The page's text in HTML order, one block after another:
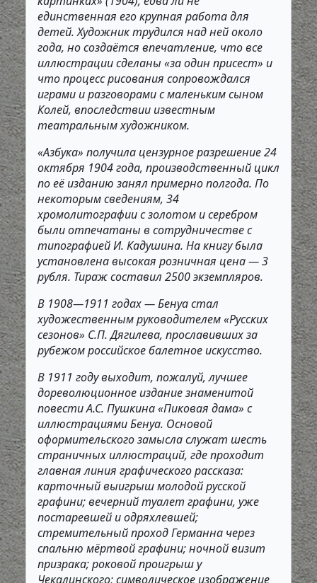
единственная его крупная работа для
детей. Художник трудился над ней около
года, но создаётся впечатление, что все
иллюстрации сделаны «за один присест» и
что процесс рисования сопровождался
играми и разговорами с маленьким сыном
Колей, впоследствии известным
театральным художником.
«Азбука» получила цензурное разрешение 24
октября 1904 года, производственный цикл
по её изданию занял примерно полгода. По
некоторым сведениям, 34
хромолитографии с золотом и серебром
были отпечатаны в сотрудничестве с
типографией И. Кадушина. На книгу была
установлена высокая розничная цена — 3
рубля. Тираж составил 2500 экземпляров.
В 1908—1911 годах — Бенуа стал
художественным руководителем «Русских
сезонов» С.П. Дягилева, прославивших за
рубежом российское балетное искусство.
В 1911 году выходит, пожалуй, лучшее
дореволюционное издание знаменитой
повести А.С. Пушкина «Пиковая дама» с
иллюстрациями Бенуа. Основой
оформительского замысла служат шесть
страничных иллюстраций, где проходит
главная линия графического рассказа:
карточный выигрыш молодой русской
графини; вечерний туалет графини, уже
постаревшей и одряхлевшей;
стремительный проход Германна через
спальню мёртвой графини; ночной визит
призрака; роковой проигрыш у
Чекалинского; символическое изображение